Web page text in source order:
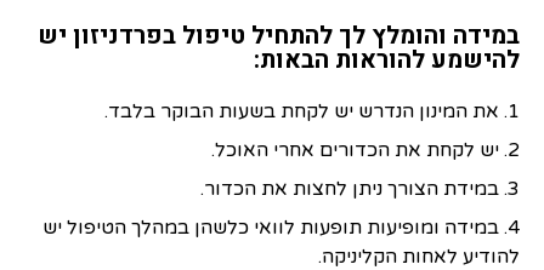
במידה והומלץ לך להתחיל טיפול בפרדניזון יש
להישמע להוראות הבאות:
1. את המינון הנדרש יש לקחת בשעות הבוקר בלבד.
2. יש לקחת את הכדורים אחרי האוכל.
3. במידת הצורך ניתן לחצות את הכדור.
4. במידה ומופיעות תופעות לוואי כלשהן במהלך הטיפול יש
להודיע לאחות הקליניקה.